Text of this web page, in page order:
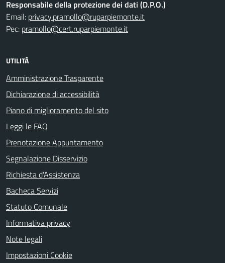
Responsabile della protezione dei dati (D.P.O.)
Email: privacy.pramollo@ruparpiemonte.it
Pec: pramollo@cert.ruparpiemonte.it
UTILITÀ
Amministrazione Trasparente
Dichiarazione di accessibilità
Piano di miglioramento del sito
Leggi le FAQ
Prenotazione Appuntamento
Segnalazione Disservizio
Richiesta d'Assistenza
Bacheca Servizi
Statuto Comunale
Informativa privacy
Note legali
Impostazioni Cookie